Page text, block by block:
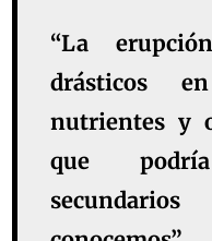
“La
drásticos
nutrientes y
que